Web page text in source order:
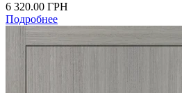
6 320.00 ГРН
Подробнее